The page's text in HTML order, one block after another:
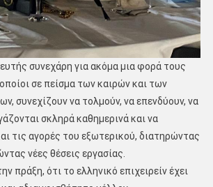
συνεχάρη για ακόμα μια φορά τους
σε πείσμα των καιρών και των
συνεχίζουν να τολμούν, να επενδύουν, να
σκληρά καθημερινά και να
τις αγορές του εξωτερικού, διατηρώντας
νέες θέσεις εργασίας.
πράξη, ότι το ελληνικό επιχειρείν έχει